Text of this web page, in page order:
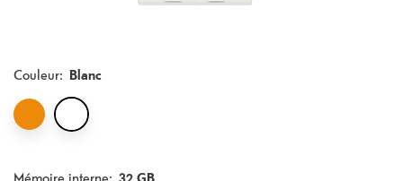
Couleur: Blanc
Mémoire interne: